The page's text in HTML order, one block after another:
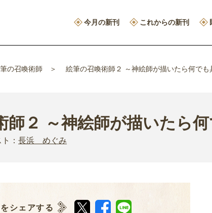
今月の新刊 これからの新刊
の召喚術師 絵筆の召喚術師２ ～神絵師が描いたら何でも
師２ ～神絵師が描いたら
： 長浜 めぐみ
シェアする